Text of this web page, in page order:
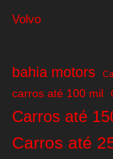
Volvo
bahia motors
carros até 100 mil
Carros até
Carros até